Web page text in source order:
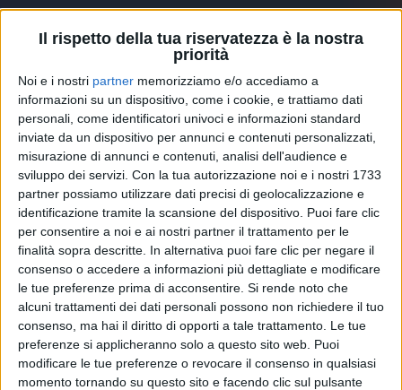
Il rispetto della tua riservatezza è la nostra
priorità
Noi e i nostri partner memorizziamo e/o accediamo a
informazioni su un dispositivo, come i cookie, e trattiamo dati
personali, come identificatori univoci e informazioni standard
inviate da un dispositivo per annunci e contenuti personalizzati,
misurazione di annunci e contenuti, analisi dell'audience e
sviluppo dei servizi. Con la tua autorizzazione noi e i nostri 1733
partner possiamo utilizzare dati precisi di geolocalizzazione e
identificazione tramite la scansione del dispositivo. Puoi fare clic
per consentire a noi e ai nostri partner il trattamento per le
finalità sopra descritte. In alternativa puoi fare clic per negare il
consenso o accedere a informazioni più dettagliate e modificare
le tue preferenze prima di acconsentire. Si rende noto che
alcuni trattamenti dei dati personali possono non richiedere il tuo
consenso, ma hai il diritto di opporti a tale trattamento. Le tue
preferenze si applicheranno solo a questo sito web. Puoi
modificare le tue preferenze o revocare il consenso in qualsiasi
momento tornando su questo sito e facendo clic sul pulsante
Visualizza questo post su Instagram